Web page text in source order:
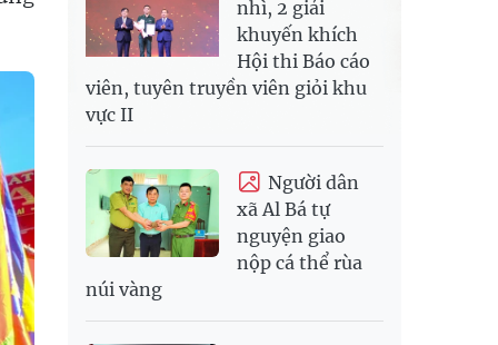
nhì, 2 giải
khuyến khích
Hội thi Báo cáo
viên, tuyên truyền viên giỏi khu
vực II
Người dân
xã Al Bá tự
nguyện giao
nộp cá thể rùa
núi vàng